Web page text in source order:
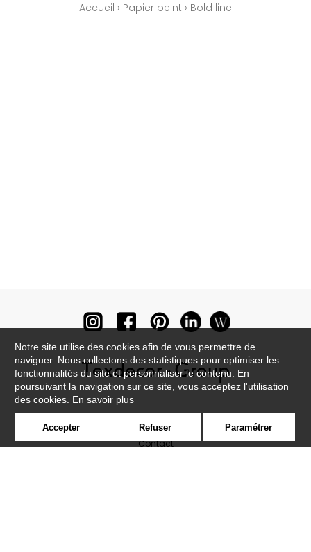
Accueil › Papier peint › Bold line
Contact
Notre site utilise des cookies afin de vous permettre de
naviguer. Nous collectons des statistiques pour optimiser les
fonctionnalités du site et personnaliser le contenu. En
poursuivant la navigation sur ce site, vous acceptez l'utilisation
des cookies. En savoir plus
Accepter Refuser Paramétrer